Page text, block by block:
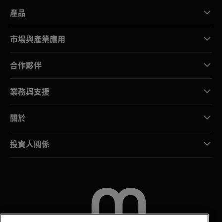
產品
市場與產業應用
合作夥伴
業務與支援
關於
投資人關係